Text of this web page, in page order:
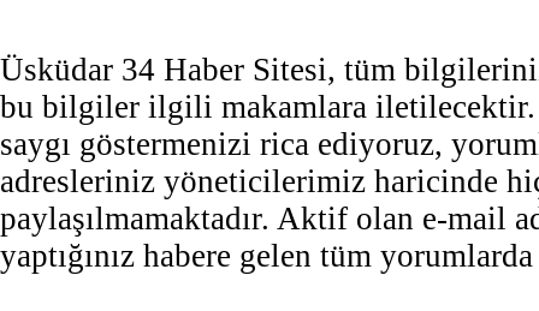
Üsküdar 34 Haber Sitesi, tüm
bu bilgiler ilgili makamlara iletilecektir.
saygı göstermenizi rica ediyoruz,
adresleriniz yöneticilerimiz haricinde
paylaşılmamaktadır. Aktif olan e-mail
yaptığınız habere gelen tüm